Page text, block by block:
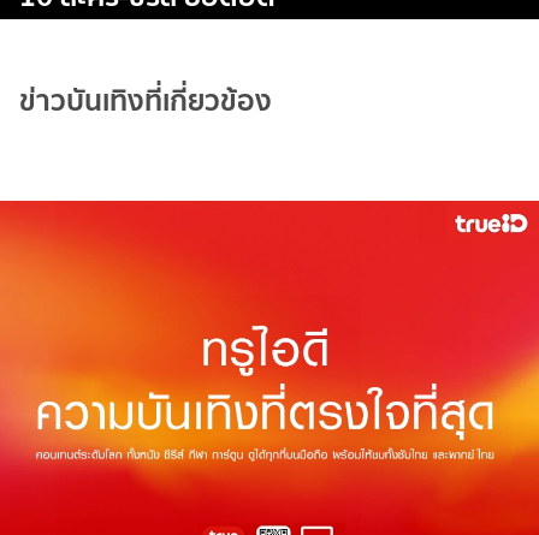
ข่าวบันเทิงที่เกี่ยวข้อง